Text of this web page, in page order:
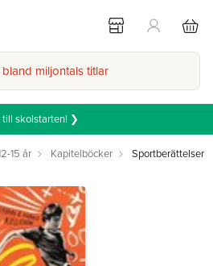
miljontals titlar
skolstarten! ❯
15 år Kapitelböcker Sportberättelser